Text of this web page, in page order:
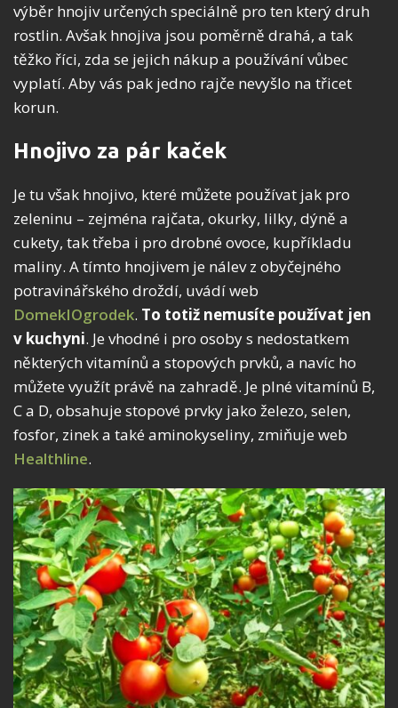
výběr hnojiv určených speciálně pro ten který druh
rostlin. Avšak hnojiva jsou poměrně drahá, a tak
těžko říci, zda se jejich nákup a používání vůbec
vyplatí. Aby vás pak jedno rajče nevyšlo na třicet
korun.
Hnojivo za pár kaček
Je tu však hnojivo, které můžete používat jak pro
zeleninu – zejména rajčata, okurky, lilky, dýně a
cukety, tak třeba i pro drobné ovoce, kupříkladu
maliny. A tímto hnojivem je nálev z obyčejného
potravinářského droždí, uvádí web
DomekIOgrodek. To totiž nemusíte používat jen
v kuchyni. Je vhodné i pro osoby s nedostatkem
některých vitamínů a stopových prvků, a navíc ho
můžete využít právě na zahradě. Je plné vitamínů B,
C a D, obsahuje stopové prvky jako železo, selen,
fosfor, zinek a také aminokyseliny, zmiňuje web
Healthline.